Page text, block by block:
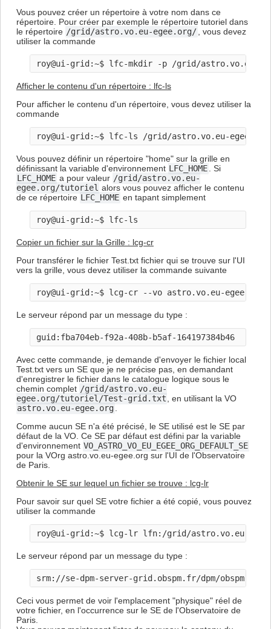
Vous pouvez créer un répertoire à votre nom dans ce
répertoire. Pour créer par exemple le répertoire tutoriel dans
le répertoire /grid/astro.vo.eu-egee.org/, vous devez
utiliser la commande
Afficher le contenu d'un répertoire : lfc-ls
Pour afficher le contenu d'un répertoire, vous devez utiliser la
commande
Vous pouvez définir un répertoire "home" sur la grille en
définissant la variable d'environnement LFC_HOME. Si
LFC_HOME a pour valeur /grid/astro.vo.eu-
egee.org/tutoriel alors vous pouvez afficher le contenu
de ce répertoire LFC_HOME en tapant simplement
Copier un fichier sur la Grille : lcg-cr
Pour transférer le fichier Test.txt fichier qui se trouve sur l'UI
vers la grille, vous devez utiliser la commande suivante
Le serveur répond par un message du type :
Avec cette commande, je demande d'envoyer le fichier local
Test.txt vers un SE que je ne précise pas, en demandant
d'enregistrer le fichier dans le catalogue logique sous le
chemin complet /grid/astro.vo.eu-
egee.org/tutoriel/Test-grid.txt, en utilisant la VO
astro.vo.eu-egee.org.
Comme aucun SE n'a été précisé, le SE utilisé est le SE par
défaut de la VO. Ce SE par défaut est défini par la variable
d'environnement VO_ASTRO_VO_EU_EGEE_ORG_DEFAULT_SE
pour la VOrg astro.vo.eu-egee.org sur l'UI de l'Observatoire
de Paris.
Obtenir le SE sur lequel un fichier se trouve : lcg-lr
Pour savoir sur quel SE votre fichier a été copié, vous pouvez
utiliser la commande
Le serveur répond par un message du type :
Ceci vous permet de voir l'emplacement "physique" réel de
votre fichier, en l'occurrence sur le SE de l'Observatoire de
Paris.